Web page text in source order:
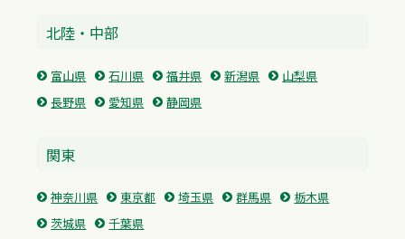
北陸・中部
富山県 石川県 福井県 新潟県
山梨県
長野県
愛知県 静岡県
関東
神奈川県 東京都 埼玉県 群馬県
栃木県
茨城県
千葉県